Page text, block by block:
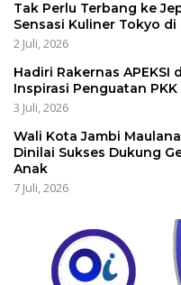
Tak Perlu Terbang ke
Sensasi Kuliner Tokyo
2 Juli, 2026
Hadiri Rakernas APEKSI
Inspirasi Penguatan
3 Juli, 2026
Wali Kota Jambi
Dinilai Sukses Dukung
Anak
7 Juli, 2026